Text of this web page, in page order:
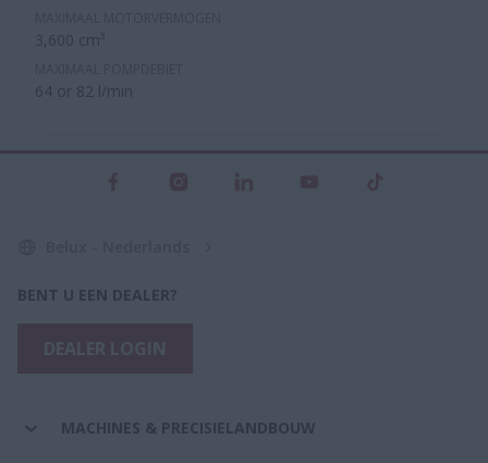
3,600 cm³
64 or 82 l/min
BENT U EEN DEALER?
MACHINES & PRECISIELANDBOUW